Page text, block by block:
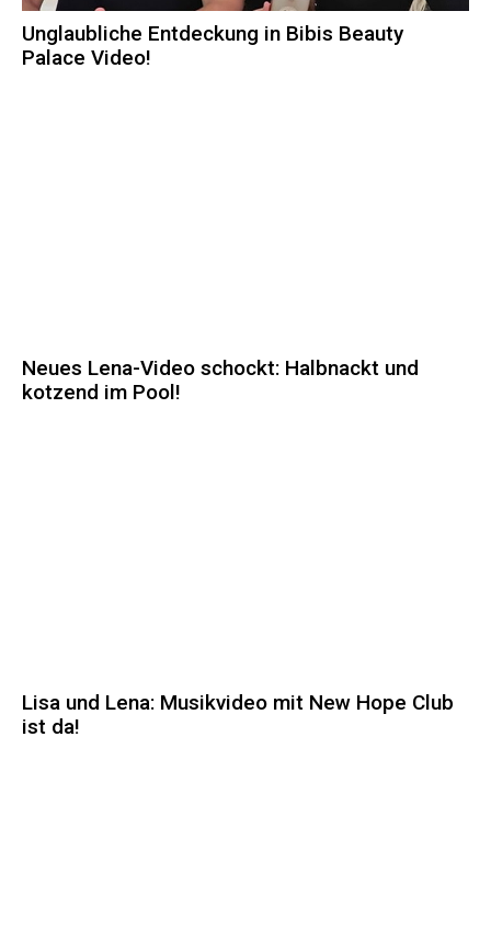
Unglaubliche Entdeckung in Bibis Beauty
Palace Video!
Neues Lena-Video schockt: Halbnackt und
kotzend im Pool!
Lisa und Lena: Musikvideo mit New Hope Club
ist da!